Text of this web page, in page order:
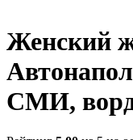
Женский
СМИ,